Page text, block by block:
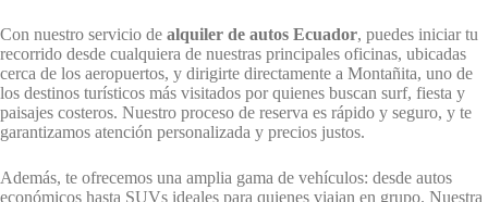
Con nuestro servicio de alquiler de autos Ecuador, puedes iniciar tu
recorrido desde cualquiera de nuestras principales oficinas, ubicadas
cerca de los aeropuertos, y dirigirte directamente a Montañita, uno de
los destinos turísticos más visitados por quienes buscan surf, fiesta y
paisajes costeros. Nuestro proceso de reserva es rápido y seguro, y te
garantizamos atención personalizada y precios justos.
Además, te ofrecemos una amplia gama de vehículos: desde autos
económicos hasta SUVs ideales para quienes viajan en grupo. Nuestra